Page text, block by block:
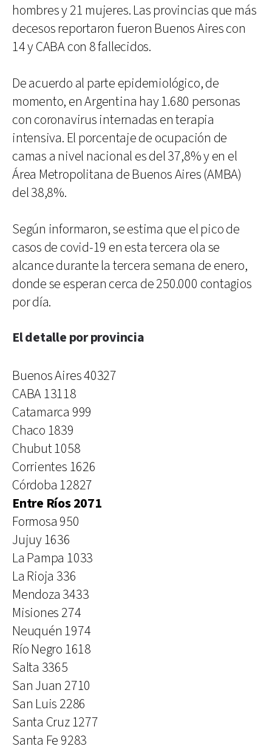
hombres y 21 mujeres. Las provincias que más
decesos reportaron fueron Buenos Aires con
14 y CABA con 8 fallecidos.
De acuerdo al parte epidemiológico, de
momento, en Argentina hay 1.680 personas
con coronavirus internadas en terapia
intensiva. El porcentaje de ocupación de
camas a nivel nacional es del 37,8% y en el
Área Metropolitana de Buenos Aires (AMBA)
del 38,8%.
Según informaron, se estima que el pico de
casos de covid-19 en esta tercera ola se
alcance durante la tercera semana de enero,
donde se esperan cerca de 250.000 contagios
por día.
El detalle por provincia
Buenos Aires 40327
CABA 13118
Catamarca 999
Chaco 1839
Chubut 1058
Corrientes 1626
Córdoba 12827
Entre Ríos 2071
Formosa 950
Jujuy 1636
La Pampa 1033
La Rioja 336
Mendoza 3433
Misiones 274
Neuquén 1974
Río Negro 1618
Salta 3365
San Juan 2710
San Luis 2286
Santa Cruz 1277
Santa Fe 9283